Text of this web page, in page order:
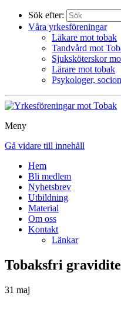
Sök efter:
Våra yrkesföreningar
Läkare mot tobak
Tandvård mot
Sjuksköterskor
Lärare mot tobak
Psykologer,
Meny
Gå vidare till innehåll
Hem
Bli medlem
Nyhetsbrev
Utbildning
Material
Om oss
Kontakt
Länkar
Tobaksfri
31 maj